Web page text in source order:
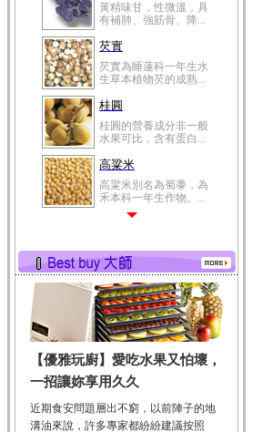
黃精味甘，性微溫，具
有補肺、強筋骨、降...
芡實
芡實為睡蓮科一年生水
生草本植物芡的成熟...
桂圓
桂圓的營養成分非一般
水果可比，含有蛋白...
高粱米
高粱米別名為蜀黍，為
禾本科一年生作物。...
有蛋白質、脂肪、磷...
鮪魚
鮪魚肚肉中的不飽和脂
肪酸內富含EPA和DH...
韭菜
韭菜所含的膳食纖維能
幫助消化與通便；揮...
冬瓜
冬瓜營養價值高，鈉含
【優雅玩廚】愛吃水果又怕壞，
一招讓妳享用久久
近期食安問題層出不窮，以前陣子的地
溝油來說，許多專家都紛紛建議按照